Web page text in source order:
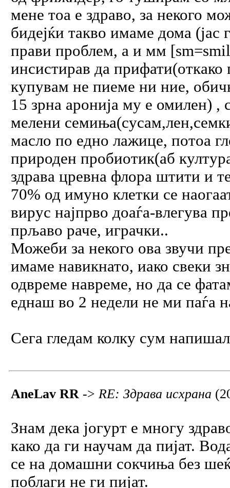
мене тоа е здраво, за некого
бидејќи такво имаме дома
прави проблем, а и мм
инсистирав да
купувам не пиеме ни ние,
15 зрна аронија му е омилен) ,
мелени
масло по едно лажице, потоа
природен пробиотик(аб
здрава цревна флора штити и
70% од имуно клетки се
вирус најпрво доаѓа-влегува
прљаво раче, играчки..
Можеби за некого ова звучи
имаме навикнато, иако свеки
одвреме навреме, но да се
еднаш во 2 недели не ми паѓа
Сега гледам колку сум
AneLav RR -> RE: Здрава исхрана
Знам дека јогурт е многу
како да ги научам да пијат.
се на домашни сокчиња без
поблаги не ги пијат.